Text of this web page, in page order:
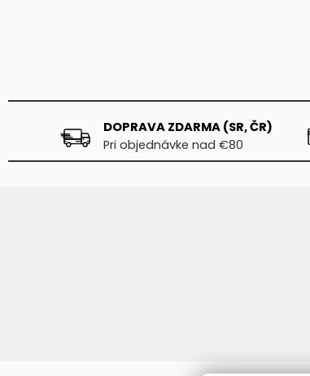
DOPRAVA ZDARMA (SR, ČR)
Pri objednávke nad €80